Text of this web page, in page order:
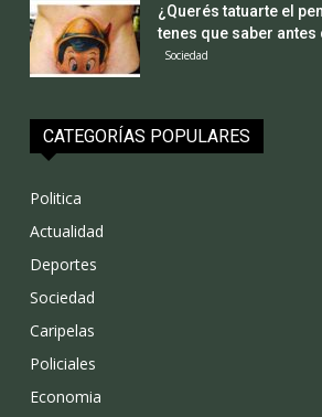
¿Querés tatuarte el
tenes que saber antes
Sociedad
CATEGORÍAS POPULARES
Politica
Actualidad
Deportes
Sociedad
Caripelas
Policiales
Economia